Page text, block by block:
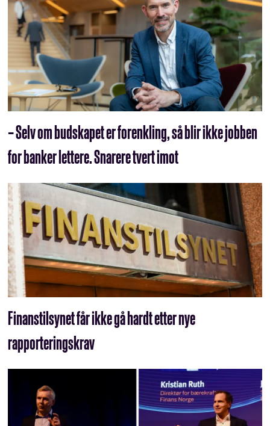
– Selv om budskapet er forenkling, så blir ikke jobben
for banker lettere. Snarere tvert imot
Finanstilsynet får ikke gå hardt etter nye
rapporteringskrav